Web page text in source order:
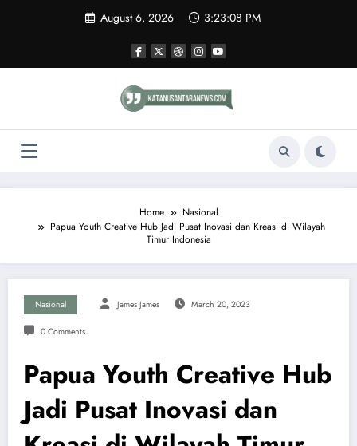
August 6, 2026 3:23:08 PM
Home
Nasional
Papua Youth Creative Hub Jadi Pusat Inovasi dan Kreasi di Wilayah
Timur Indonesia
Nasional James James March 20, 2023
0 Comments
Papua Youth Creative Hub
Jadi Pusat Inovasi dan